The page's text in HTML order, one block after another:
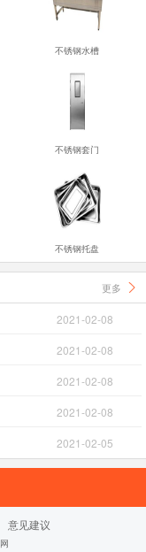
不锈钢水槽
不锈钢套门
不锈钢托盘
更多 
2021-02-08
2021-02-08
2021-02-08
2021-02-08
2021-02-05
意见建议